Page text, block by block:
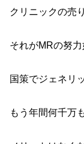
クリニックの売
それがMRの努
国策でジェネリ
もう年間何千万